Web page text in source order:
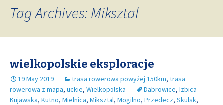
Tag Archives: Miksztal
wielkopolskie eksploracje
19 May 2019 trasa rowerowa powyżej 150km, trasa
rowerowa z mapą, uckie, Wielkopolska Dąbrowice, Izbica
Kujawska, Kutno, Mielnica, Miksztal, Mogilno, Przedecz, Skulsk,